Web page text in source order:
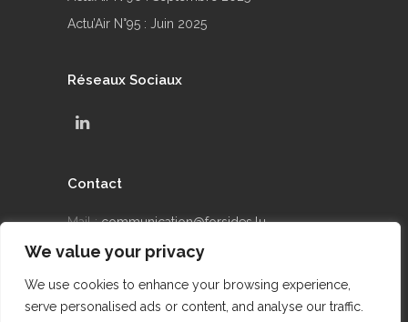
We value your privacy
We use cookies to enhance your browsing experience,
serve personalised ads or content, and analyse our traffic.
Actu’Air N°95 : Juin 2025
Réseaux Sociaux
Contact
Mail :communication@forsides.lu
Téléphone : +352 24 69 90 42